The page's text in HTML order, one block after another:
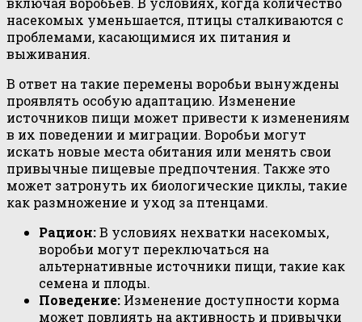
насекомых уменьшается, птицы сталкиваются с
проблемами, касающимися их питания и
выживания.
В ответ на такие перемены воробьи вынуждены
проявлять особую адаптацию. Изменение
источников пищи может привести к изменениям
в их поведении и миграции. Воробьи могут
искать новые места обитания или менять свои
привычные пищевые предпочтения. Также это
может затронуть их биологические циклы, такие
как размножение и уход за птенцами.
Рацион:В условиях нехватки насекомых,
воробьи могут переключаться на
альтернативные источники пищи, такие как
семена и плоды.
Поведение: Изменение доступности корма
может повлиять на активность и привычки